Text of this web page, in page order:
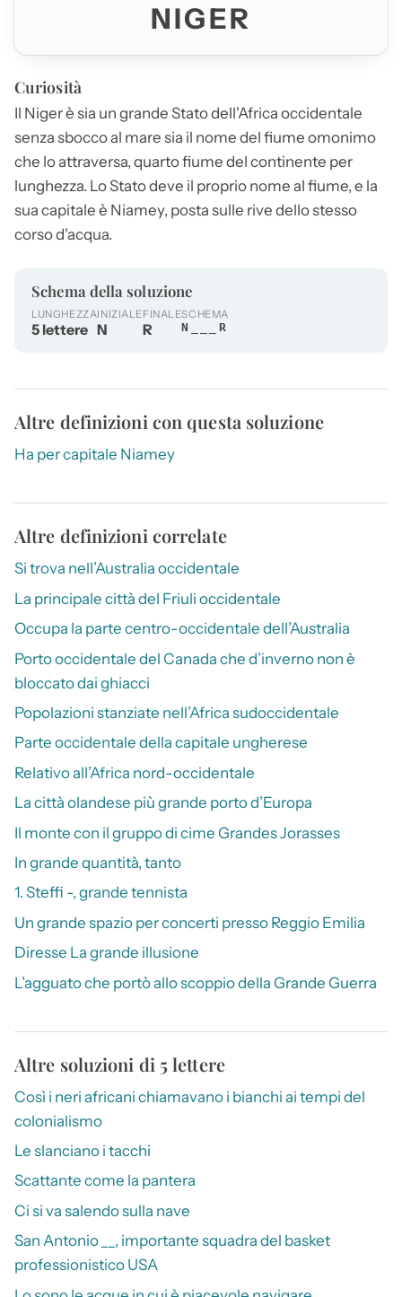
NIGER
Curiosità
Il Nigerè sia un grande Stato dell'Africa occidentale
senza sbocco al mare sia il nome del fiume omonimo
che lo attraversa, quarto fiume del continente per
lunghezza. Lo Stato deve il proprio nome al fiume, e la
sua capitale è Niamey, posta sulle rive dello stesso
corso d'acqua.
Schema della soluzione
LUNGHEZZA
5 lettere
INIZIALE
N
FINALE
R
SCHEMA
N___R
Altre definizioni con questa soluzione
Ha per capitale Niamey
Altre definizioni correlate
Si trova nell’Australia occidentale
La principale città del Friuli occidentale
Occupa la parte centro-occidentale dell’Australia
Porto occidentale del Canada che d’inverno non è
bloccato dai ghiacci
Popolazioni stanziate nell’Africa sudoccidentale
Parte occidentale della capitale ungherese
Relativo all’Africa nord-occidentale
La città olandese più grande porto d’Europa
Il monte con il gruppo di cime Grandes Jorasses
In grande quantità, tanto
1. Steffi -, grande tennista
Un grande spazio per concerti presso Reggio Emilia
Diresse La grande illusione
L’agguato che portò allo scoppio della Grande Guerra
Altre soluzioni di 5 lettere
Così i neri africani chiamavano i bianchi ai tempi del
colonialismo
Le slanciano i tacchi
Scattante come la pantera
Ci si va salendo sulla nave
San Antonio __, importante squadra del basket
professionistico USA